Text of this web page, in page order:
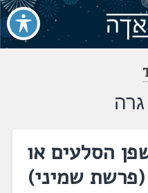
הסלעים או
שמיני‏)